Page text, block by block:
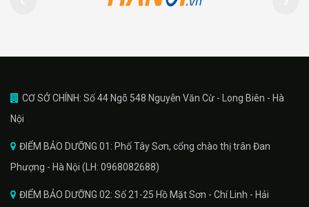
CƠ SỞ CHÍNH: Số 44 Ngõ 548 Nguyễn Văn Cừ - Long Biên - Hà
Nội
ĐIỂM BẢO DƯỠNG 01: Phố Tây Sơn, cổng chào thị trân Đan
Phượng - Hà Nội (LH: 0968082688)
ĐIỂM BẢO DƯỠNG 02: Số 21-25 Hồ Mặt Sơn - Chí Linh - Hải